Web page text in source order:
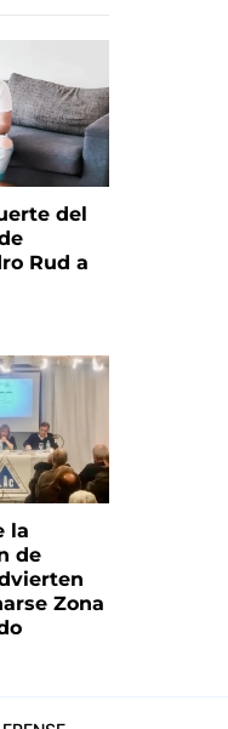
del
Rud a
la
de
Zona